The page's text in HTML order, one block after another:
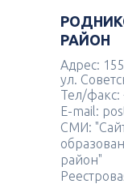
РАЙОН
Адрес:
ул.
Тел/факс:
E-mail:
СМИ:
район"